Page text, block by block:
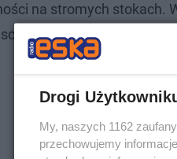
na stromych stokach.
samoistnie.
Drogi
My, naszych 1162
przechowujemy